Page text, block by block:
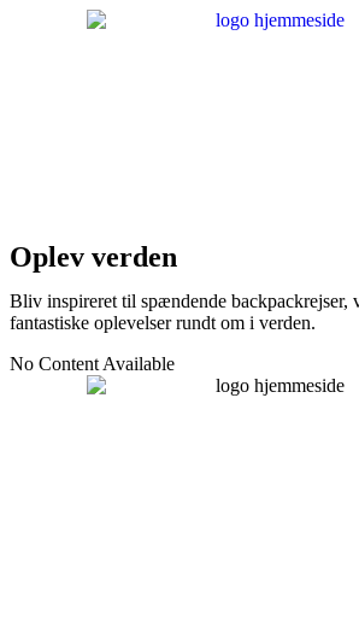
Oplev verden
Bliv inspireret til spændende backpackrejser,
fantastiske oplevelser rundt om i verden.
No Content Available